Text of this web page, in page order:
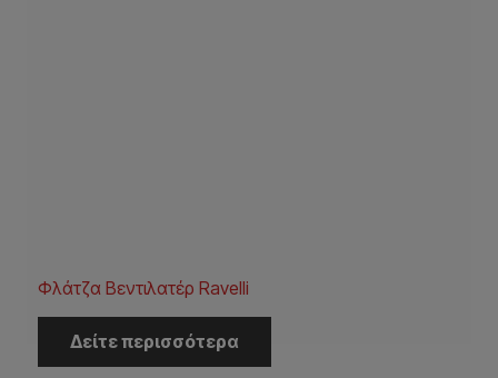
Φλάτζα Βεντιλατέρ Ravelli
Δείτε περισσότερα